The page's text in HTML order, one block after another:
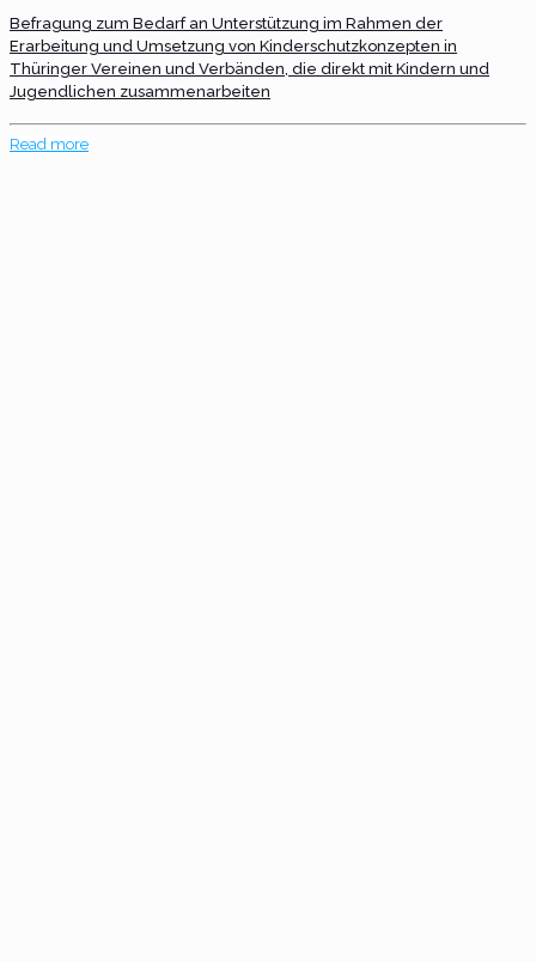
Befragung zum Bedarf an Unterstützung im Rahmen der
Erarbeitung und Umsetzung von Kinderschutzkonzepten in
Thüringer Vereinen und Verbänden, die direkt mit Kindern und
Jugendlichen zusammenarbeiten
Read more